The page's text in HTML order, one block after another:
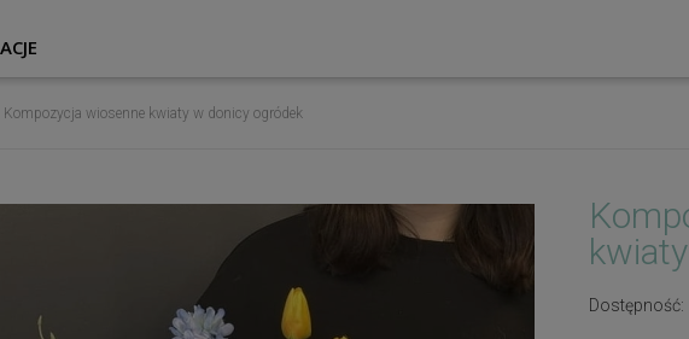
Kompozycja wiosenne kwiaty w donicy ogródek
Dostępność: